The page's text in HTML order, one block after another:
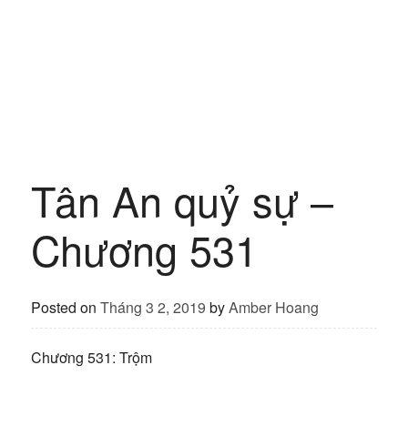
Tân An quỷ sự –
Chương 531
Posted on Tháng 3 2, 2019 byAmber Hoang
Chương 531: Trộm